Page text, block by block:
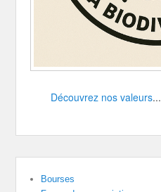
Découvrez nos valeurs...
Bourses